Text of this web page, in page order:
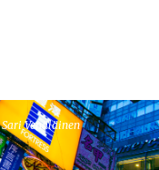
Venäläinen